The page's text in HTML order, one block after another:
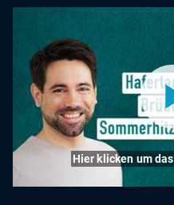
Hier klicken um